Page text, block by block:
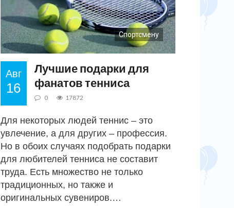
Спортсмену
Авг
16
Лучшие подарки для
фанатов тенниса
0 17872
Для некоторых людей теннис – это
увлечение, а для других – профессия.
Но в обоих случаях подобрать подарки
для любителей тенниса не составит
труда. Есть множество не только
традиционных, но также и
оригинальных сувениров.…